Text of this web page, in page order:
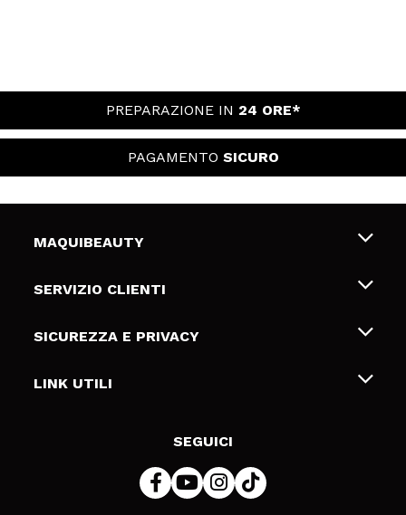
PREPARAZIONE IN 24 ORE*
PAGAMENTO SICURO
MAQUIBEAUTY
Chi siamo
Gift Cards
SERVIZIO CLIENTI
Spedizioni & Resi
Metodi di pagamamento
SICUREZZA E PRIVACY
Termini e condizioni
LINK UTILI
SEGUICI